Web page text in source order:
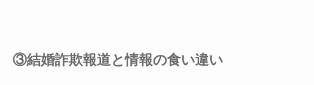
③結婚詐欺報道と情報の食い違い